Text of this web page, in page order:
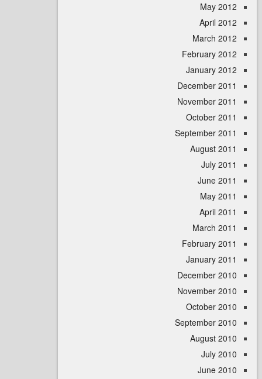
May
April
March
February
January
December
November
October
September
August
July
June
May
April
March
February
January
December
November
October
September
August
July
June